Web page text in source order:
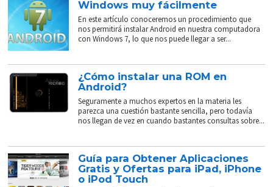
Windows muy fácilmente
En este artículo conoceremos un procedimiento que
nos permitirá instalar Android en nuestra computadora
con Windows 7, lo que nos puede llegar a ser...
¿Cómo instalar una ROM en
Android?
Seguramente a muchos expertos en la materia les
parezca una cuestión bastante sencilla, pero todavía
nos llegan de vez en cuando bastantes consultas sobre...
Guía para Obtener Aplicaciones
Gratis y Ofertas para iPad, iPhone
o iPod Touch